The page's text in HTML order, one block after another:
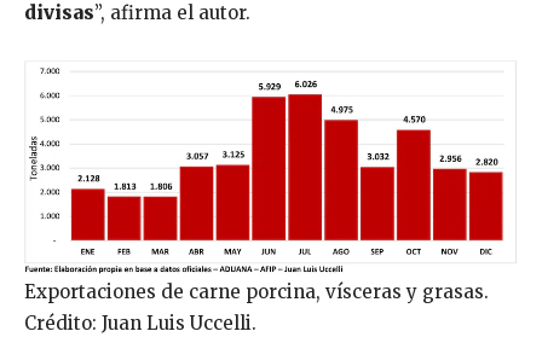
divisas”, afirma el autor.
Exportaciones de carne porcina, vísceras y grasas.
Crédito: Juan Luis Uccelli.